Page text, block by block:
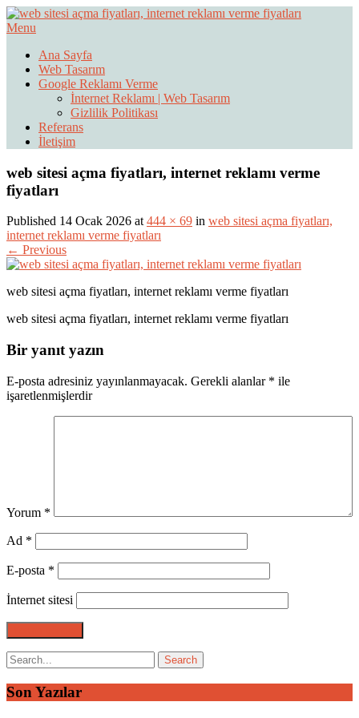
Skip
to
Web Sitesi Açma, İnternet Sitesi
Fiyatları
Menu
Ana Sayfa
Web Tasarım
Google Reklamı Verme
İnternet Reklamı | Web Tasarım
Gizlilik Politikası
Referans
İletişim
web sitesi açma fiyatları, internet reklamı verme
fiyatları
Published 14 Ocak 2026 at444 × 69 in web sitesi açma fiyatları,
internet reklamı verme fiyatları
← Previous
web sitesi açma fiyatları, internet reklamı verme fiyatları
web sitesi açma fiyatları, internet reklamı verme fiyatları
Bir yanıt yazın
E-posta adresiniz yayınlanmayacak. Gerekli alanlar * ile
işaretlenmişlerdir
Yorum *
Ad *
E-posta *
İnternet sitesi
Son Yazılar